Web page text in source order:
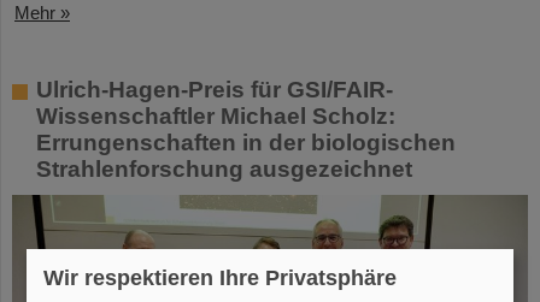
Mehr »
Ulrich-Hagen-Preis für GSI/FAIR-
Wissenschaftler Michael Scholz:
Errungenschaften in der biologischen
Strahlenforschung ausgezeichnet
Wir respektieren Ihre Privatsphäre